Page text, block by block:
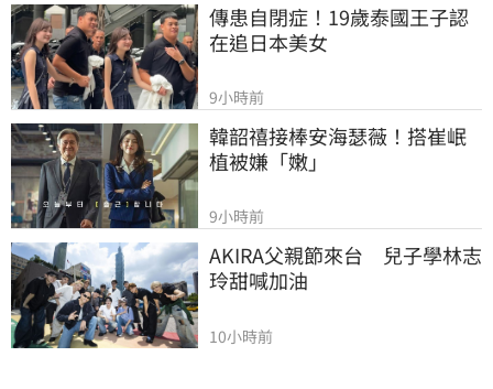
傳患自閉症！19歲泰國王子認
在追日本美女
9小時前
韓韶禧接棒安海瑟薇！搭崔岷
植被嫌「嫩」
9小時前
AKIRA父親節來台　兒子學林志
玲甜喊加油
10小時前